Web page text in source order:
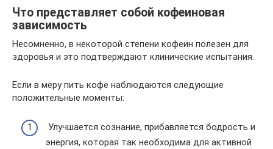
Что представляет собой кофеиновая
зависимость
Несомненно, в некоторой степени кофеин полезен для
здоровья и это подтверждают клинические испытания.
Если в меру пить кофе наблюдаются следующие
положительные моменты:
​Улучшается сознание, прибавляется бодрость и
энергия, которая так необходима для активной